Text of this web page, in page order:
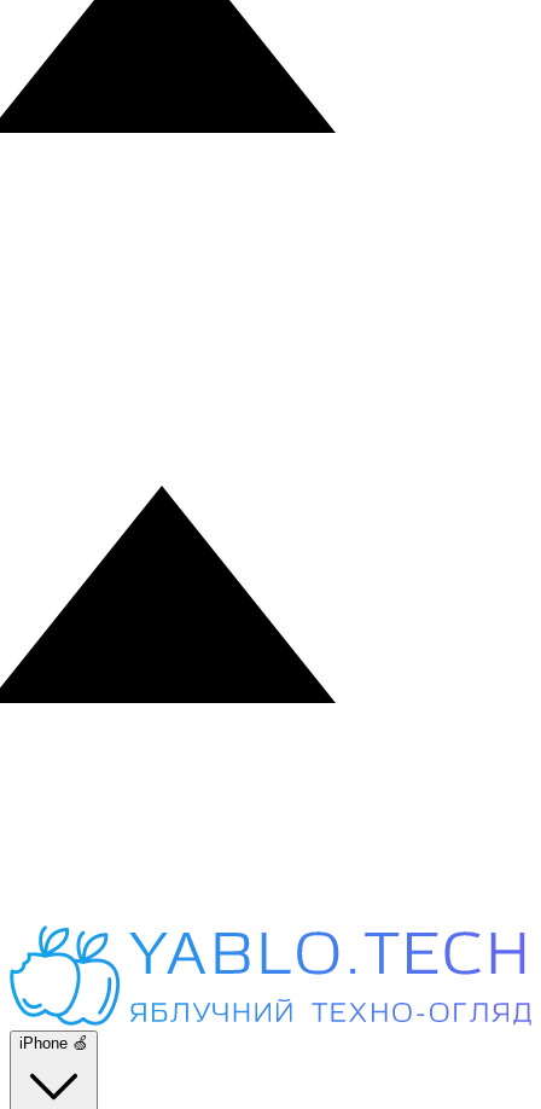
iPhone 🍏